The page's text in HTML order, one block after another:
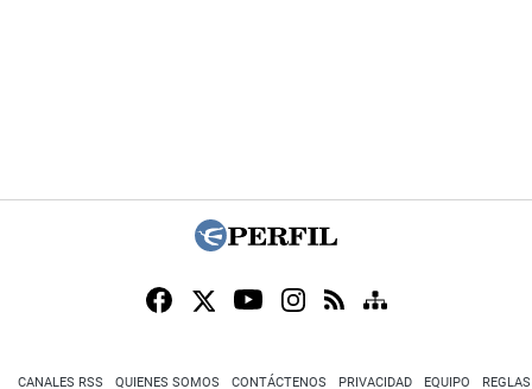
CANALES RSS QUIENES SOMOS CONTÁCTENOS PRIVACIDAD EQUIPO